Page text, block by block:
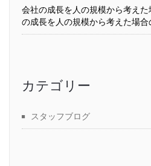
会社の成長を人の規模から考え
の成長を人の規模から考えた場合
カテゴリー
スタッフブログ